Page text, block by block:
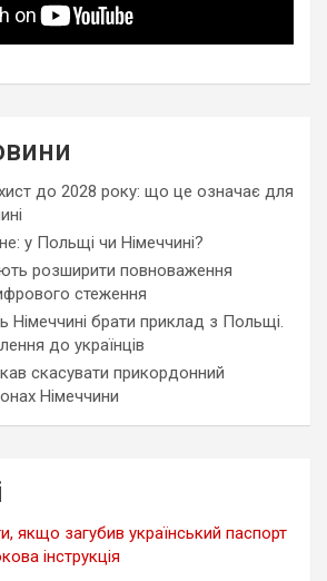
до 2028 року: що це означає для
у Польщі чи Німеччині?
розширити повноваження
стеження
Німеччині брати приклад з Польщі.
до українців
скасувати прикордонний
Німеччини
якщо загубив український паспорт
інструкція